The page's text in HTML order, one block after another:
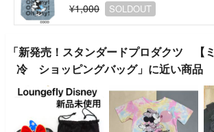
¥1,000
SOLDOUT
「新発売！スタンダードプロダクツ 【
冷 ショッピングバッグ」に近い商品